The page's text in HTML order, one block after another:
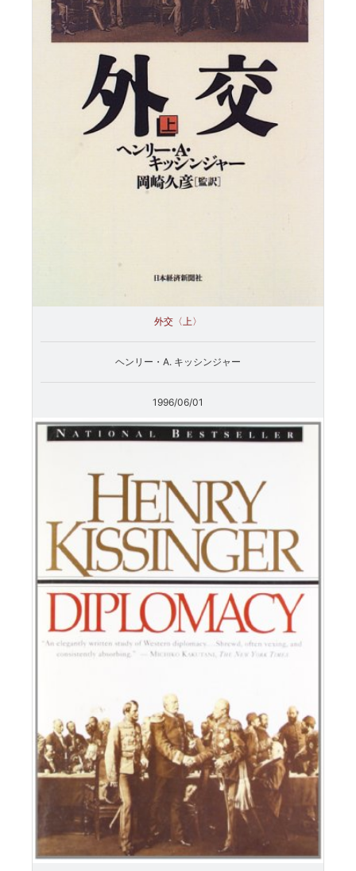
外交〈上〉
ヘンリー・A. キッシンジャー
1996/06/01